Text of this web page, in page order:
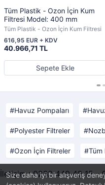
Size daha iyi bir alışveriş
Tüm Plastik - Ozon İçin Kum
Filtresi Model: 400 mm
Tüm Plastik - Ozon İçin Kum Filtresi
40.966,71 TL
616,95 EUR + KDV
Sepete Ekle
Havuz Pompaları
Polyester Filtreler
Ozon İçin Filtreler Tüm
İletişim : 0232 449 49 15 -